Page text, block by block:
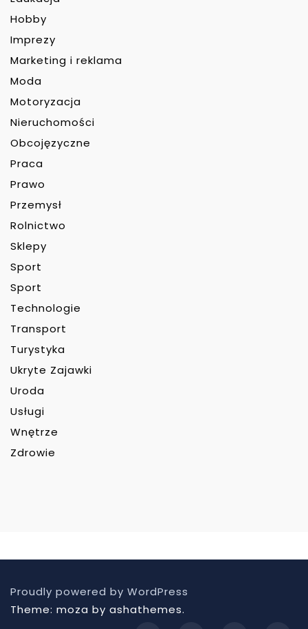
Hobby
Imprezy
Marketing i reklama
Moda
Motoryzacja
Nieruchomości
Obcojęzyczne
Praca
Prawo
Przemysł
Rolnictwo
Sklepy
Sport
Sport
Technologie
Transport
Turystyka
Ukryte Zajawki
Uroda
Usługi
Wnętrze
Zdrowie
Proudly powered by WordPress
Theme: moza by ashathemes.